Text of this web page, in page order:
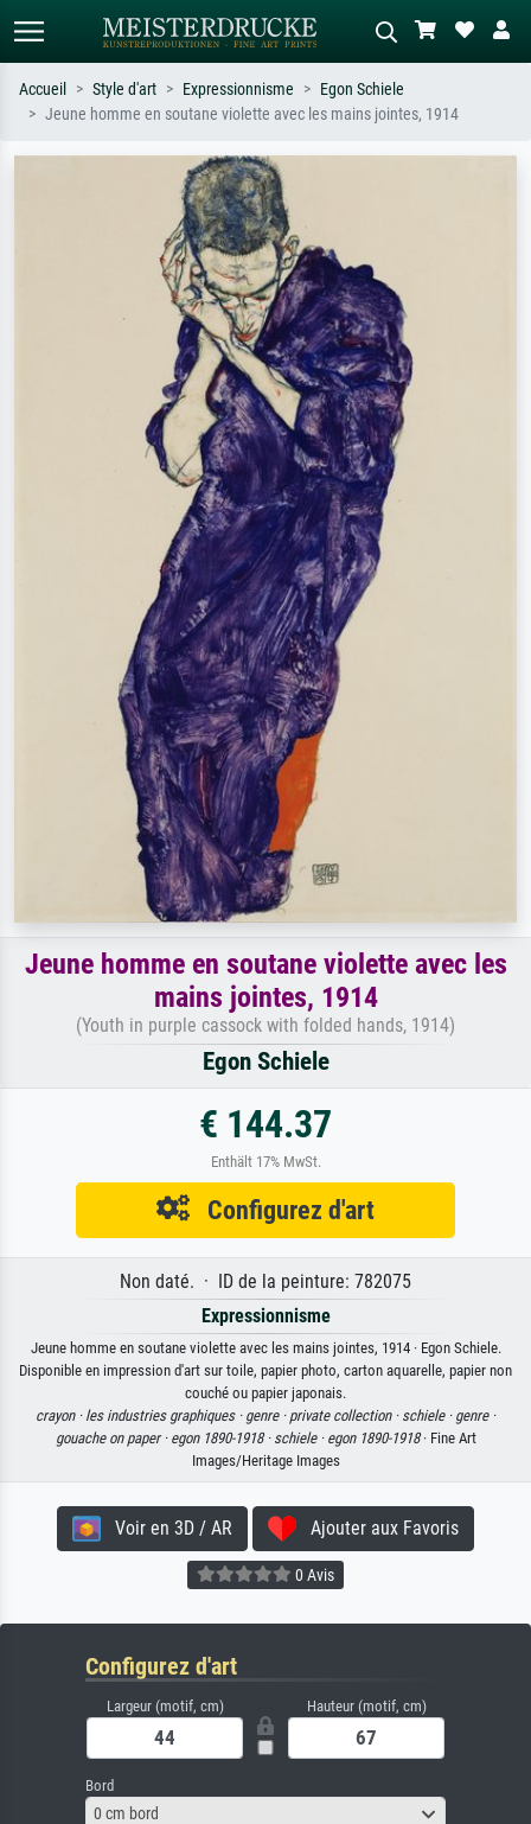
Recherchez par artiste, titre ou style –
ex. Monet, Nuit étoilée,
impressionnisme, vague de Hokusai,
tableau sombre, nu debout près d'un
Accueil Style d'art Expressionnisme
Egon Schiele
Jeune homme en soutane violette avec les mains jointes, 1914
Jeune homme en soutane violette avec les
mains jointes, 1914
(Youth in purple cassock with folded hands, 1914)
Egon Schiele
€ 144.37
Enthält 17% MwSt.
Configurez d'art
Non daté. · ID de la peinture: 782075
Expressionnisme
Jeune homme en soutane violette avec les mains jointes, 1914 · Egon Schiele.
Disponible en impression d'art sur toile, papier photo, carton aquarelle, papier non
couché ou papier japonais.
crayon · les industries graphiques · genre · private collection · schiele · genre ·
gouache on paper · egon 1890-1918 · schiele · egon 1890-1918· Fine Art
Images/Heritage Images
Voir en 3D / AR Ajouter aux Favoris
0 Avis
Configurez d'art
Largeur (motif, cm) Hauteur (motif, cm)
Bord
0 cm bord